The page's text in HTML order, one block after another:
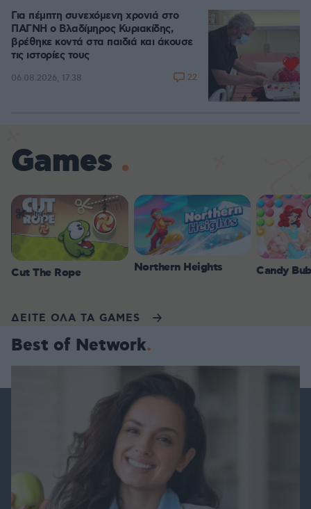
Για πέμπτη συνεχόμενη χρονιά στο
ΠΑΓΝΗ ο Βλαδίμηρος Κυριακίδης,
βρέθηκε κοντά στα παιδιά και άκουσε
τις ιστορίες τους
06.08.2026, 17:38 22
Games
Cut The Rope Northern Heights Candy
ΔΕΙΤΕ ΟΛΑ ΤΑ GAMES
Best of Network